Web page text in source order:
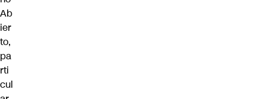
Ab
ier
to,
pa
rti
cul